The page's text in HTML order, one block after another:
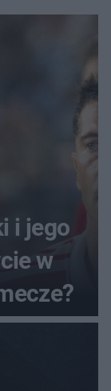
i jego
w